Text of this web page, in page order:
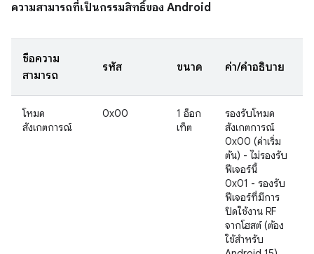
ความสามารถที่เป็นกรรมสิทธิ์ของ Android
ชื่อความ
สามารถ
รหัส ขนาด ค่า/คำอธิบาย
โหมด
สังเกตการณ์
0x00
1 อ็อก
เท็ต
รองรับโหมด
สังเกตการณ์
0x00 (ค่าเริ่ม
ต้น) - ไม่รองรับ
ฟีเจอร์นี้
0x01 - รองรับ
ฟีเจอร์ที่มีการ
ปิดใช้งาน RF
จากโฮสต์ (ต้อง
ใช้สำหรับ